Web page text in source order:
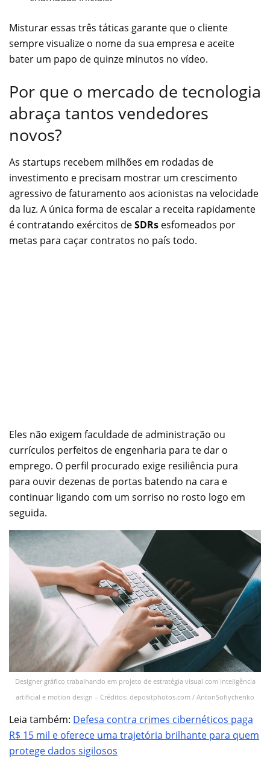
Misturar essas três táticas garante que o cliente
sempre visualize o nome da sua empresa e aceite
bater um papo de quinze minutos no vídeo.
Por que o mercado de tecnologia
abraça tantos vendedores
novos?
As startups recebem milhões em rodadas de
investimento e precisam mostrar um crescimento
agressivo de faturamento aos acionistas na velocidade
da luz. A única forma de escalar a receita rapidamente
é contratando exércitos deSDRs esfomeados por
metas para caçar contratos no país todo.
Eles não exigem faculdade de administração ou
currículos perfeitos de engenharia para te dar o
emprego. O perfil procurado exige resiliência pura
para ouvir dezenas de portas batendo na cara e
continuar ligando com um sorriso no rosto logo em
seguida.
Designer gráfico trabalhando em projeto de estratégia visual com inteligência
artificial e motion design – Créditos: depositphotos.com / AntonSofiychenko
Leia também: Defesa contra crimes cibernéticos paga
R$ 15 mil e oferece uma trajetória brilhante para quem
protege dados sigilosos